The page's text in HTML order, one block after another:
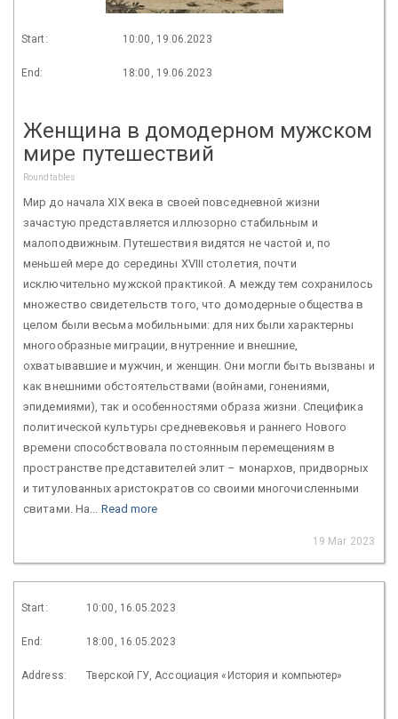
Start: 10:00, 19.06.2023
End: 18:00, 19.06.2023
Женщина в домодерном мужском
мире путешествий
Roundtables
Мир до начала XIX века в своей повседневной жизни
зачастую представляется иллюзорно стабильным и
малоподвижным. Путешествия видятся не частой и, по
меньшей мере до середины XVIII столетия, почти
исключительно мужской практикой. А между тем сохранилось
множество свидетельств того, что домодерные общества в
целом были весьма мобильными: для них были характерны
многообразные миграции, внутренние и внешние,
охватывавшие и мужчин, и женщин. Они могли быть вызваны и
как внешними обстоятельствами (войнами, гонениями,
эпидемиями), так и особенностями образа жизни. Специфика
политической культуры средневековья и раннего Нового
времени способствовала постоянным перемещениям в
пространстве представителей элит – монархов, придворных
и титулованных аристократов со своими многочисленными
свитами. На... Read more
19 Mar 2023
Start: 10:00, 16.05.2023
End: 18:00, 16.05.2023
Address: Тверской ГУ, Ассоциация «История и компьютер»